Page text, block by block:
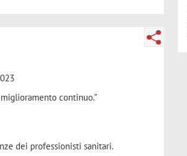
continuo.”
dei professionisti sanitari.